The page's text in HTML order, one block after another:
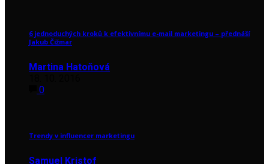
6 jednoduchých kroků k efektivnímu e-mail marketingu – přednáší
Jakub Čižmar
Martina Hatoňová
0
Trendy v influencer marketingu
Samuel Kristof